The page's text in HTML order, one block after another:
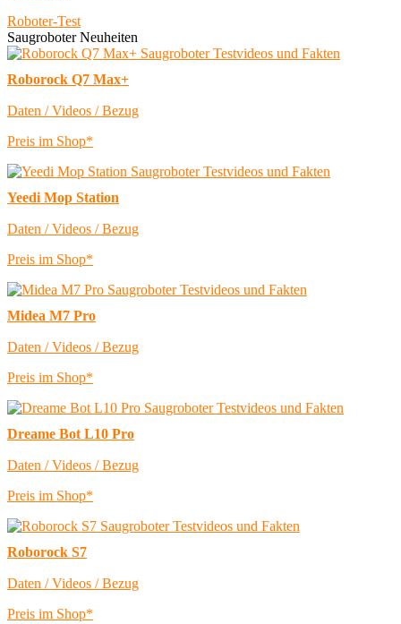
Roboter-Test
Saugroboter Neuheiten
Roborock Q7 Max+
Daten / Videos / Bezug
Preis im Shop*
Yeedi Mop Station
Daten / Videos / Bezug
Preis im Shop*
Midea M7 Pro
Daten / Videos / Bezug
Preis im Shop*
Dreame Bot L10 Pro
Daten / Videos / Bezug
Preis im Shop*
Roborock S7
Daten / Videos / Bezug
Preis im Shop*